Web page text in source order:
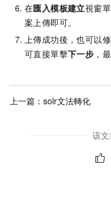
在匯入模板建立視窗
案上傳即可。
上傳成功後，也可以
可直接單擊下一步 ，
上一篇： solr文法轉化
该文